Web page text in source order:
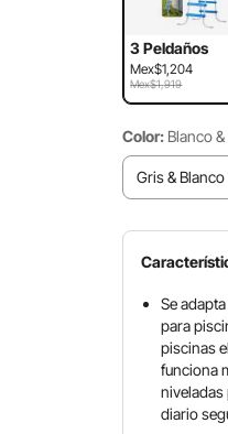
3 Peldaños
Mex$1,204
Mex$1,919
Color: Blanco &
Gris & Blanco
Se
para
piscinas
funciona
niveladas
diario